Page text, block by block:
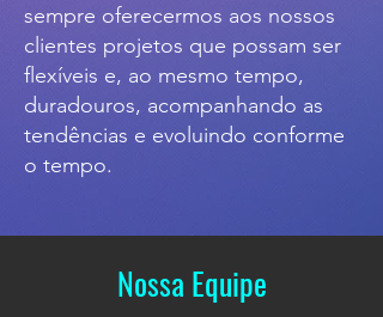
sempre oferecermos aos nossos
clientes projetos que possam ser
flexíveis e, ao mesmo tempo,
duradouros, acompanhando as
tendências e evoluindo conforme
o tempo.
Nossa Equipe